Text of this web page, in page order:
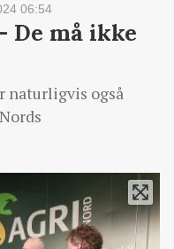
06:54
De må ikke
naturligvis også